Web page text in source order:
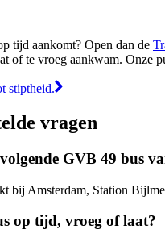
tijd aankomt? Open dan de
of te vroeg aankwam. Onze
stiptheid.
vragen
GVB 49 bus
bij Amsterdam, Station
op tijd, vroeg of laat?